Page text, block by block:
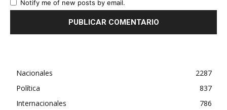
Notify me of new posts by email.
Nacionales
2287
Política
837
Internacionales
786